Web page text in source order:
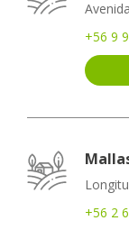
+56 9
+56 2